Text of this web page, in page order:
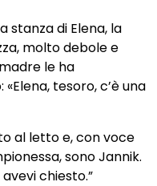
stanza di Elena, la
molto debole e
le ha
tesoro, c’è una
al letto e, con voce
sono Jannik.
chiesto.”